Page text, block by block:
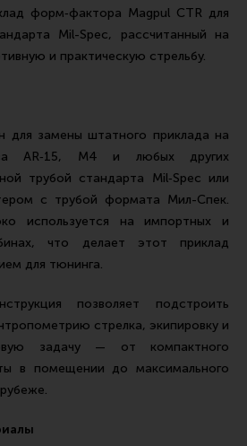
и релоадинг
форм‑фактора Magpul CTR для
Mil-Spec, рассчитанный на
и практическую стрельбу.
для замены штатного приклада на
AR‑15, M4 и любых других
трубой стандарта Mil‑Spec или
с трубой формата Мил-Спек.
используется на импортных и
что делает этот приклад
для тюнинга.
позволяет подстроить
стрелка, экипировку и
задачу — от компактного
в помещении до максимального